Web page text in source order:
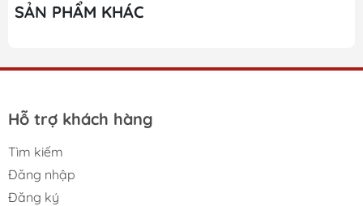
SẢN PHẨM KHÁC
Hỗ trợ khách hàng
Tìm kiếm
Đăng nhập
Đăng ký